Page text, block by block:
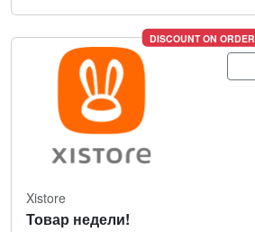
DISCOUNT ON ORDER
Xistore
Товар недели!